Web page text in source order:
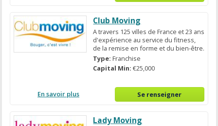
Club Moving
A travers 125 villes de France et 23 ans
d'expérience au service du fitness,
de la remise en forme et du bien-être.
Type:Franchise
Capital Min:€25,000
En savoir plus Se renseigner
Lady Moving